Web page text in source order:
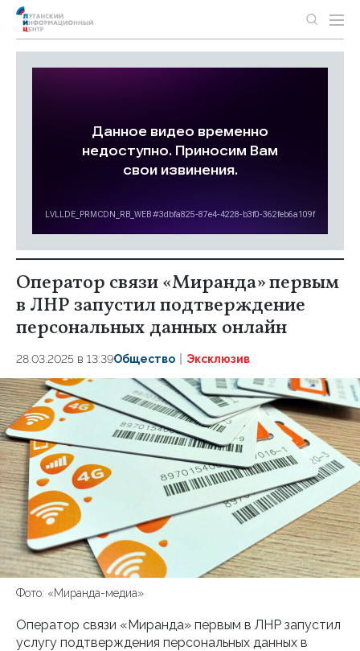
Оператор связи «Миранда» первым
в ЛНР запустил подтверждение
персональных данных онлайн
28.03.2025 в 13:39Общество Эксклюзив
Фото: «Миранда-медиа»
Оператор связи «Миранда» первым в ЛНР запустил
услугу подтверждения персональных данных в